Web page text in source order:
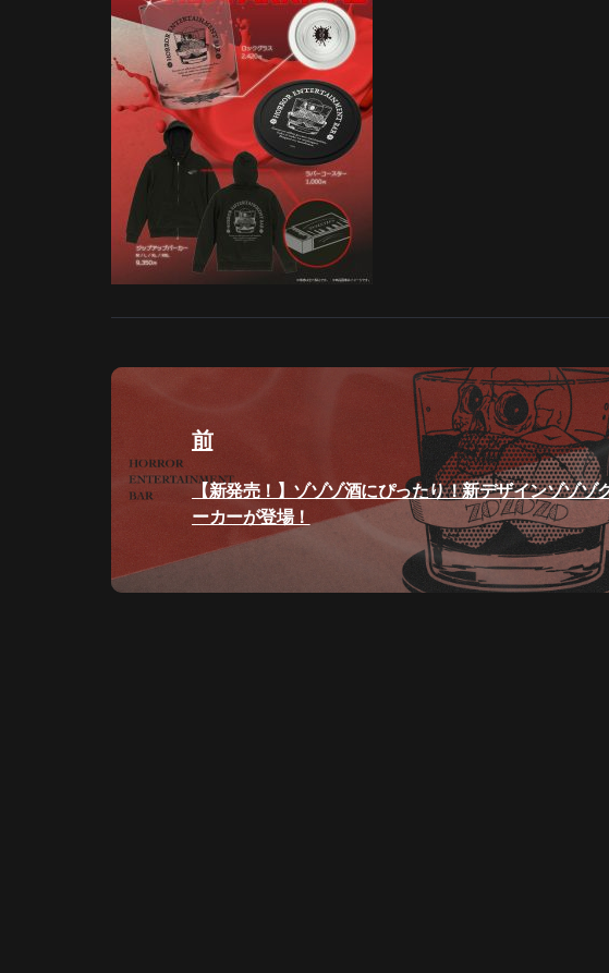
投
ナ
ゲ
前
過
去
稿:
【新発売！】ゾゾゾ酒にぴったり！新デザインゾゾゾ
ーカーが登場！